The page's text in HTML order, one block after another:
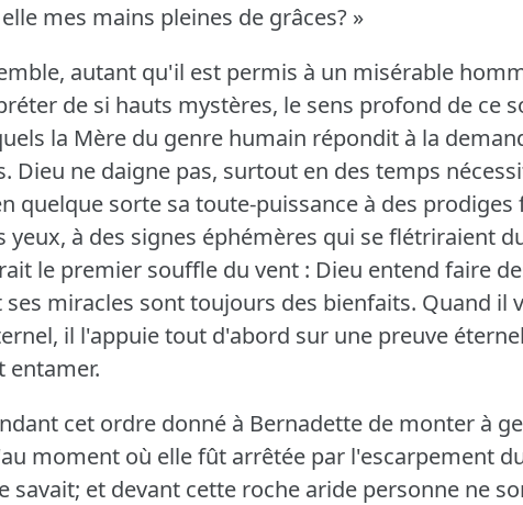
mes mains pleines de grâces? »
autant qu'il est permis à un misérable
de si hauts mystères, le sens profond de ce
la Mère du genre humain répondit à la
Dieu ne daigne pas, surtout en des temps
quelque sorte sa toute-puissance à des prodiges
yeux, à des signes éphémères qui se flétriraient
le premier souffle du vent : Dieu entend faire
miracles sont toujours des bienfaits. Quand il
il l'appuie tout d'abord sur une preuve
entamer.
cet ordre donné à Bernadette de monter à
moment où elle fût arrêtée par l'escarpement
savait; et devant cette roche aride personne ne